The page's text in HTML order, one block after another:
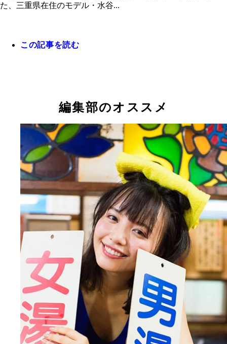
た、三重県在住のモデル・水谷...
この記事を読む
編集部のオススメ